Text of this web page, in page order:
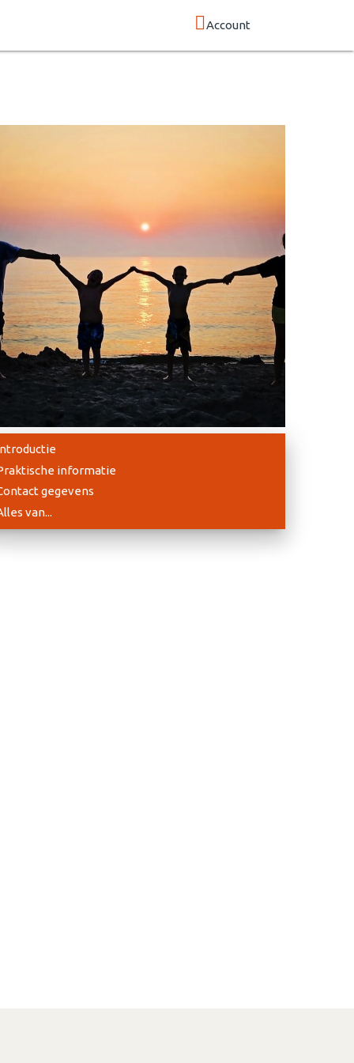
Account
informatie
gegevens
van...